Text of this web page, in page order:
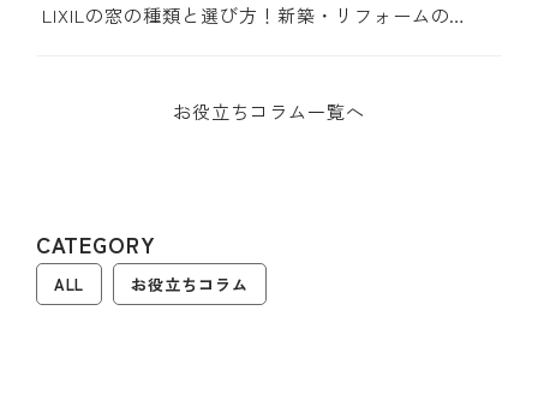
らがあなたの理想？
お役立ちコラム一覧へ
LIXILの窓の種類と選び方！新築・リフォームの窓
CATEGORY
ALL お役立ちコラム